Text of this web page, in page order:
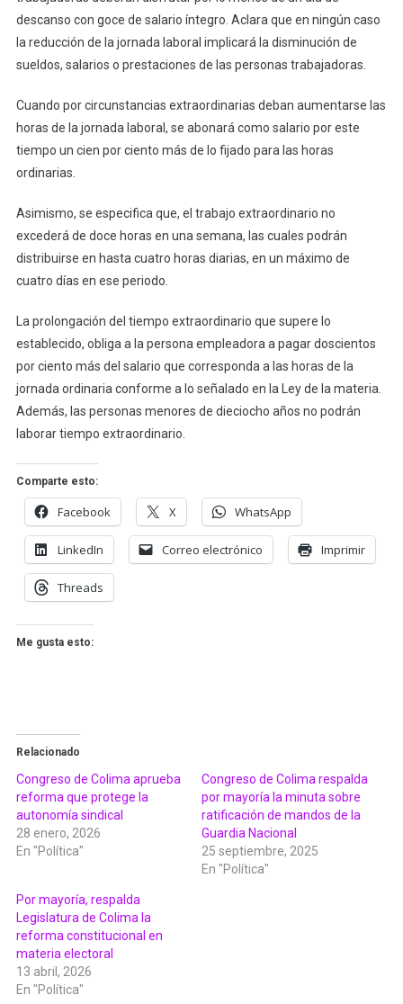
descanso con goce de salario íntegro. Aclara que en ningún caso
la reducción de la jornada laboral implicará la disminución de
sueldos, salarios o prestaciones de las personas trabajadoras.
Cuando por circunstancias extraordinarias deban aumentarse las
horas de la jornada laboral, se abonará como salario por este
tiempo un cien por ciento más de lo fijado para las horas
ordinarias.
Asimismo, se especifica que, el trabajo extraordinario no
excederá de doce horas en una semana, las cuales podrán
distribuirse en hasta cuatro horas diarias, en un máximo de
cuatro días en ese periodo.
La prolongación del tiempo extraordinario que supere lo
establecido, obliga a la persona empleadora a pagar doscientos
por ciento más del salario que corresponda a las horas de la
jornada ordinaria conforme a lo señalado en la Ley de la materia.
Además, las personas menores de dieciocho años no podrán
laborar tiempo extraordinario.
Comparte esto:
Facebook X WhatsApp
LinkedIn Correo electrónico Imprimir
Threads
Me gusta esto:
Relacionado
Congreso de Colima aprueba
reforma que protege la
autonomía sindical
28 enero, 2026
En "Política"
Congreso de Colima respalda
por mayoría la minuta sobre
ratificación de mandos de la
Guardia Nacional
25 septiembre, 2025
En "Política"
Por mayoría, respalda
Legislatura de Colima la
reforma constitucional en
materia electoral
13 abril, 2026
En "Política"